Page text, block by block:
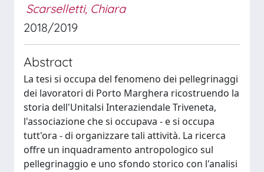
Scarselletti, Chiara
2018/2019
Abstract
La tesi si occupa del fenomeno dei pellegrinaggi
dei lavoratori di Porto Marghera ricostruendo la
storia dell'Unitalsi Interaziendale Triveneta,
l'associazione che si occupava - e si occupa
tutt'ora - di organizzare tali attività. La ricerca
offre un inquadramento antropologico sul
pellegrinaggio e uno sfondo storico con l'analisi